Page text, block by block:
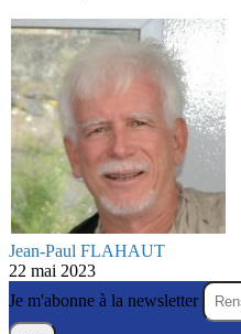
Jean-Paul FLAHAUT
22 mai 2023
Je m'abonne à la newsletter